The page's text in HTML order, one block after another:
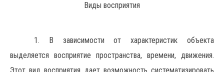
Виды восприятия
1. В зависимости от характеристик объекта
выделяется восприятие пространства, времени, движения.